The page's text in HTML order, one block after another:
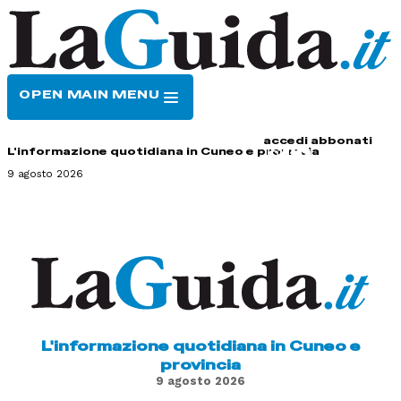
OPEN MAIN MENU
accedi abbonati
L'informazione quotidiana in Cuneo e provincia
9 agosto 2026
L'informazione quotidiana in Cuneo e
provincia
9 agosto 2026